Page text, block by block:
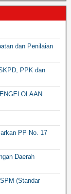
dan Penilaian
PPK dan
PP No. 17
Daerah
(Standar